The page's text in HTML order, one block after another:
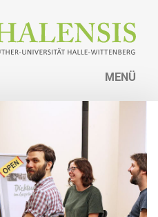
MENÜ